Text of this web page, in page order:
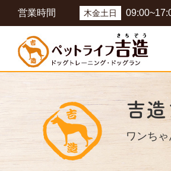
営業時間 木金土日
吉造
ワンちゃ